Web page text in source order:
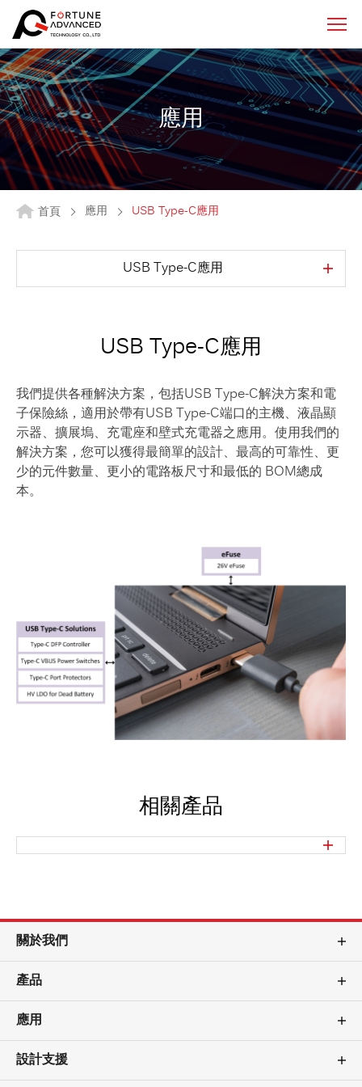
應用
首頁 應用 USB Type-C應用
USB Type-C應用
USB Type-C應用
我們提供各種解決方案，包括USB Type-C解決方案和電
子保險絲，適用於帶有USB Type-C端口的主機、液晶顯
示器、擴展塢、充電座和壁式充電器之應用。使用我們的
解決方案，您可以獲得最簡單的設計、最高的可靠性、更
少的元件數量、更小的電路板尺寸和最低的 BOM總成
本。
相關產品
關於我們
產品
應用
設計支援